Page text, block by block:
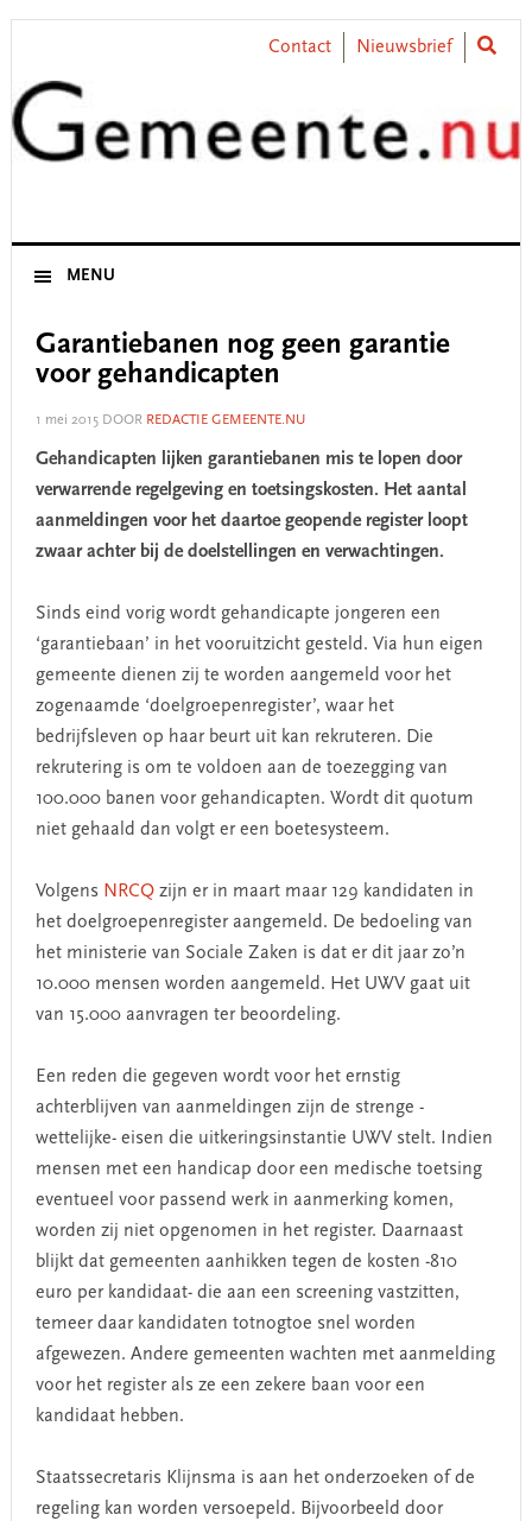
Skip
primary
navigation
Skip
content
Skip
primary
sidebar
Skip
footer
Contact Nieuwsbrief
MENU
Garantiebanen nog geen garantie
voor gehandicapten
1 mei 2015DOOR REDACTIE GEMEENTE.NU
Gehandicapten lijken garantiebanen mis te lopen door
verwarrende regelgeving en toetsingskosten. Het aantal
aanmeldingen voor het daartoe geopende register loopt
zwaar achter bij de doelstellingen en verwachtingen.
Sinds eind vorig wordt gehandicapte jongeren een
‘garantiebaan’ in het vooruitzicht gesteld. Via hun eigen
gemeente dienen zij te worden aangemeld voor het
zogenaamde ‘doelgroepenregister’, waar het
bedrijfsleven op haar beurt uit kan rekruteren. Die
rekrutering is om te voldoen aan de toezegging van
100.000 banen voor gehandicapten. Wordt dit quotum
niet gehaald dan volgt er een boetesysteem.
Volgens NRCQzijn er in maart maar 129 kandidaten in
het doelgroepenregister aangemeld. De bedoeling van
het ministerie van Sociale Zaken is dat er dit jaar zo’n
10.000 mensen worden aangemeld. Het UWV gaat uit
van 15.000 aanvragen ter beoordeling.
Een reden die gegeven wordt voor het ernstig
achterblijven van aanmeldingen zijn de strenge -
wettelijke- eisen die uitkeringsinstantie UWV stelt. Indien
mensen met een handicap door een medische toetsing
eventueel voor passend werk in aanmerking komen,
worden zij niet opgenomen in het register. Daarnaast
blijkt dat gemeenten aanhikken tegen de kosten -810
euro per kandidaat- die aan een screening vastzitten,
temeer daar kandidaten totnogtoe snel worden
afgewezen. Andere gemeenten wachten met aanmelding
voor het register als ze een zekere baan voor een
kandidaat hebben.
Staatssecretaris Klijnsma is aan het onderzoeken of de
regeling kan worden versoepeld. Bijvoorbeeld door